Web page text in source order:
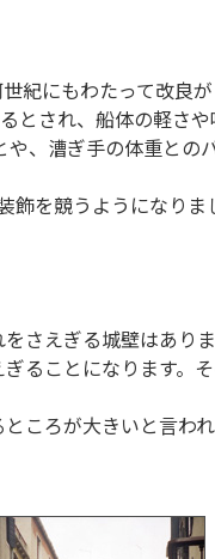
紀にもわたって改良
とされ、船体の軽さ
、漕ぎ手の体重と
を競うようになり
さえぎる城壁はあり
ることになります。
ころが大きいと言わ